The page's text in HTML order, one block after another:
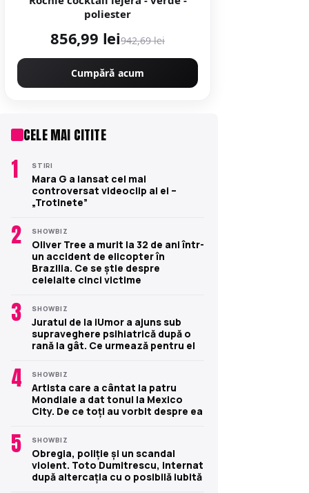
poliester
856,99 lei942,69 lei
Cumpără acum
CELE MAI CITITE
1 STIRI
Mara G a lansat cel mai
controversat videoclip al ei –
„Trotinete”
2 SHOWBIZ
Oliver Tree a murit la 32 de ani într-
un accident de elicopter în
Brazilia. Ce se știe despre
celelalte cinci victime
3 SHOWBIZ
Juratul de la iUmor a ajuns sub
supraveghere psihiatrică după o
rană la gât. Ce urmează pentru el
4 SHOWBIZ
Artista care a cântat la patru
Mondiale a dat tonul la Mexico
City. De ce toți au vorbit despre ea
5 SHOWBIZ
Obregia, poliție și un scandal
violent. Toto Dumitrescu, internat
după altercația cu o posibilă iubită